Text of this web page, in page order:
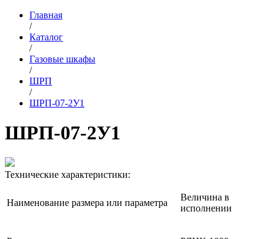
Главная
/
Каталог
/
Газовые шкафы
/
ШРП
/
ШРП-07-2У1
ШРП-07-2У1
Технические характеристики:
Наименование размера или параметра
Величина в
исполнении